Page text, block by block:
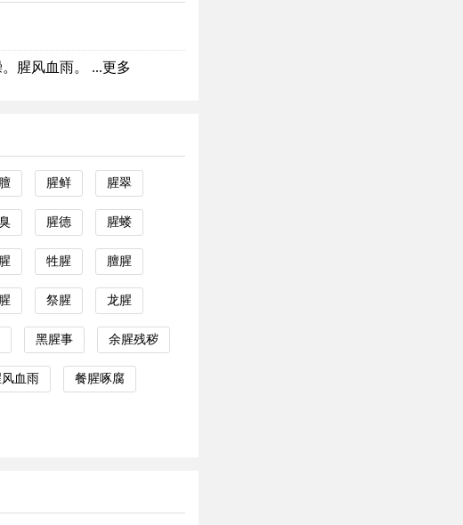
腥风血雨。 ...更多
腥鲜 腥翠
腥德 腥蝼
牲腥 膻腥
祭腥 龙腥
黑腥事 余腥残秽
风血雨 餐腥啄腐